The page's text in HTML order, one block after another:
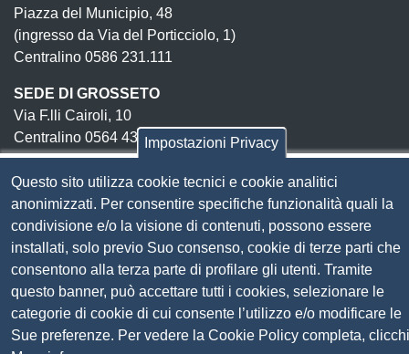
Piazza del Municipio, 48
(ingresso da Via del Porticciolo, 1)
Centralino 0586 231.111
SEDE DI GROSSETO
Via F.lli Cairoli, 10
Centralino 0564 430.111
Peccameradicommercio@pec.lg.camcom.it
Codice fiscale e Partita Iva:01838690491
Codice univoco fatturazione elettronica:UFN1JE
Pagare con PagoPA
Seguici su
Impostazioni Privacy
Questo sito utilizza cookie tecnici e cookie analitici
anonimizzati. Per consentire specifiche funzionalità quali la
condivisione e/o la visione di contenuti, possono essere
installati, solo previo Suo consenso, cookie di terze parti che
consentono alla terza parte di profilare gli utenti. Tramite
questo banner, può accettare tutti i cookies, selezionare le
categorie di cookie di cui consente l’utilizzo e/o modificare le
Sue preferenze. Per vedere la Cookie Policy completa, clicchi